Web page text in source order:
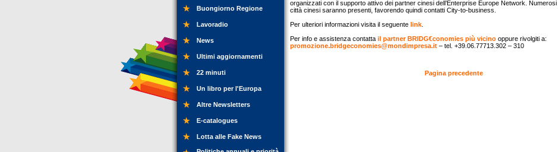
Buongiorno Regione
Lavoradio
News
Ultimi aggiornamenti
22 minuti
Un libro per l'Europa
Altre Newsletters
E-catalogues
Lotta alle Fake News
organizzati con il supporto attivo dei partner cinesi dell’Enterprise Europe Network.
città cinesi saranno presenti, favorendo quindi contatti City-to-business.
Per ulteriori informazioni visita il seguente link
Per info e assistenza contatta il partner BRIDG€conomies più vicino oppure rivolgiti a:
promozione.bridgeconomies@mondimpresa.it – tel. +39.06.77713.302 – 310
Pagina precedente